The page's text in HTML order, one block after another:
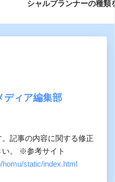
シャルプランナーの種類
ディア編集部
記事の内容に関する修正
い。 ※参考サイト
static/index.html